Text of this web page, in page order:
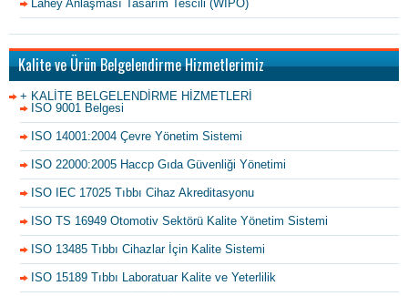
Lahey Anlaşması Tasarım Tescili (WIPO)
Kalite ve Ürün Belgelendirme Hizmetlerimiz
+ KALİTE BELGELENDİRME HİZMETLERİ
ISO 9001 Belgesi
ISO 14001:2004 Çevre Yönetim Sistemi
ISO 22000:2005 Haccp Gıda Güvenliği Yönetimi
ISO IEC 17025 Tıbbı Cihaz Akreditasyonu
ISO TS 16949 Otomotiv Sektörü Kalite Yönetim Sistemi
ISO 13485 Tıbbı Cihazlar İçin Kalite Sistemi
ISO 15189 Tıbbı Laboratuar Kalite ve Yeterlilik